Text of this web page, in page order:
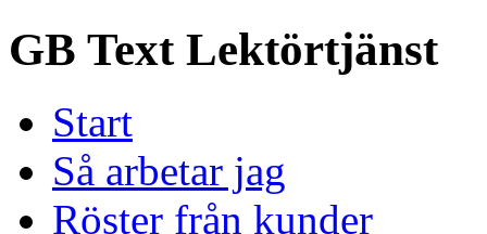
GB Text Lektörtjänst
Start
Så arbetar jag
Röster från kunder